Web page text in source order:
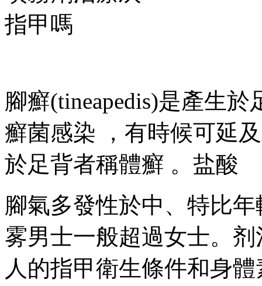
腳癬(tineapedis)是產生於
癬菌感染  ，有時候可延
於足背者稱體癬  。盐酸
腳氣多發性於中、特比年
雾男士一般超過女士。
人的指甲衛生條件和身體